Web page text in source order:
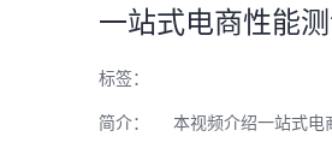
一站式电商性能
标签：
简介： 本视频介绍一站式